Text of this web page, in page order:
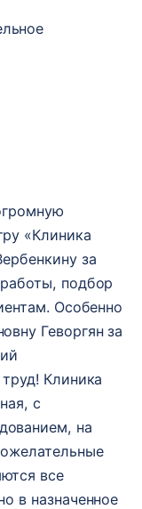
«Клиника
за
подбор
Особенно
Геворгян за
Клиника
с
на
все
в назначенное